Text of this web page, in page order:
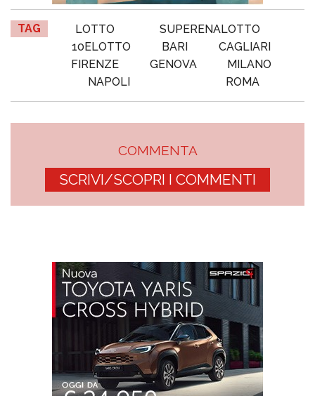
TAG LOTTO
SUPERENALOTTO
10ELOTTO
BARI
CAGLIARI
FIRENZE
GENOVA
MILANO
NAPOLI
ROMA
COMMENTA
SCRIVI/SCOPRI I COMMENTI